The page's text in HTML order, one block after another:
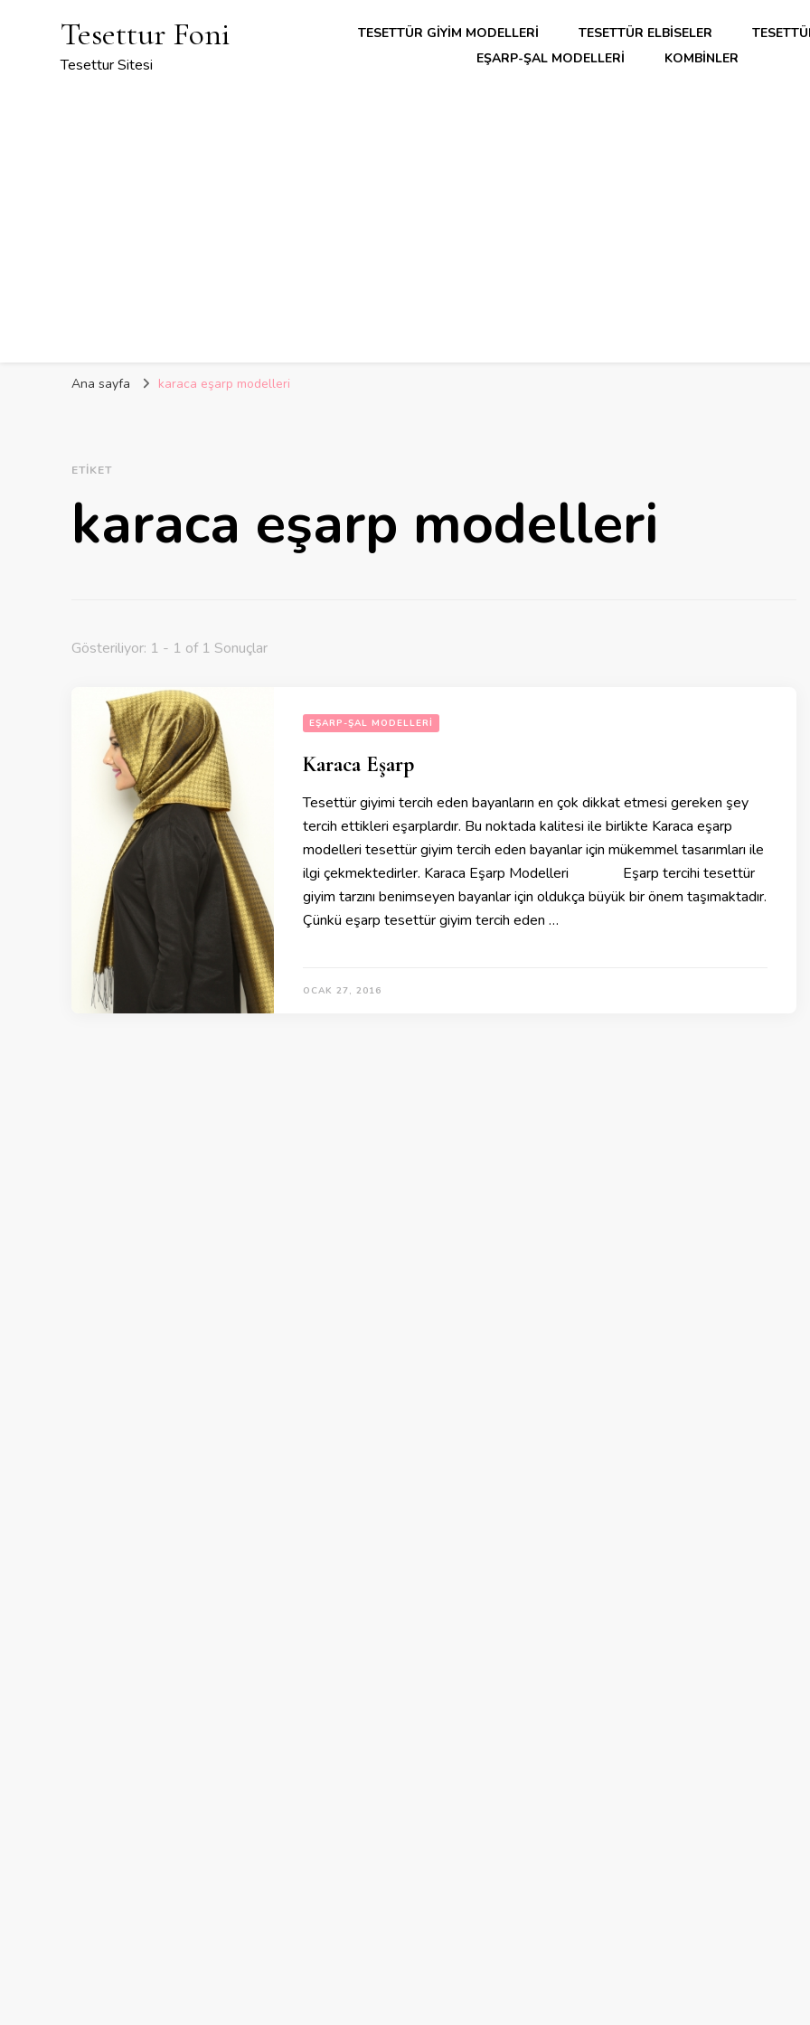
Tesettur Foni
Tesettur Sitesi
TESETTÜR GIYIM MODELLERI TESETTÜR ELBISELER
EŞARP-ŞAL MODELLERI
KOMBINLER
Ana sayfa karaca eşarp modelleri
ETIKET
karaca eşarp modelleri
Gösteriliyor: 1 - 1 of 1 Sonuçlar
EŞARP-ŞAL MODELLERI
Karaca Eşarp
Tesettür giyimi tercih eden bayanların en çok dikkat etmesi gereken şey
tercih ettikleri eşarplardır. Bu noktada kalitesi ile birlikte Karaca eşarp
modelleri tesettür giyim tercih eden bayanlar için mükemmel tasarımları ile
ilgi çekmektedirler. Karaca Eşarp Modelleri Eşarp tercihi tesettür
giyim tarzını benimseyen bayanlar için oldukça büyük bir önem taşımaktadır.
Çünkü eşarp tesettür giyim tercih eden …
OCAK 27, 2016